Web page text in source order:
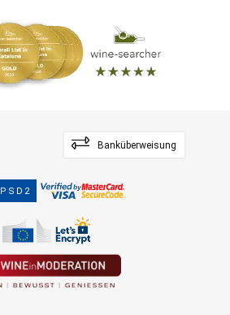
Banküberweisung
PSD2